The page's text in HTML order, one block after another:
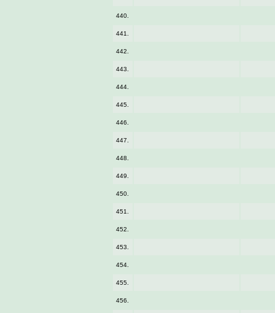
440.
441.
442.
443.
444.
445.
446.
447.
448.
449.
450.
451.
452.
453.
454.
455.
456.